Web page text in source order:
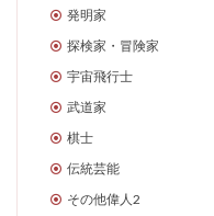
発明家
探検家・冒険家
宇宙飛行士
武道家
棋士
伝統芸能
その他偉人2